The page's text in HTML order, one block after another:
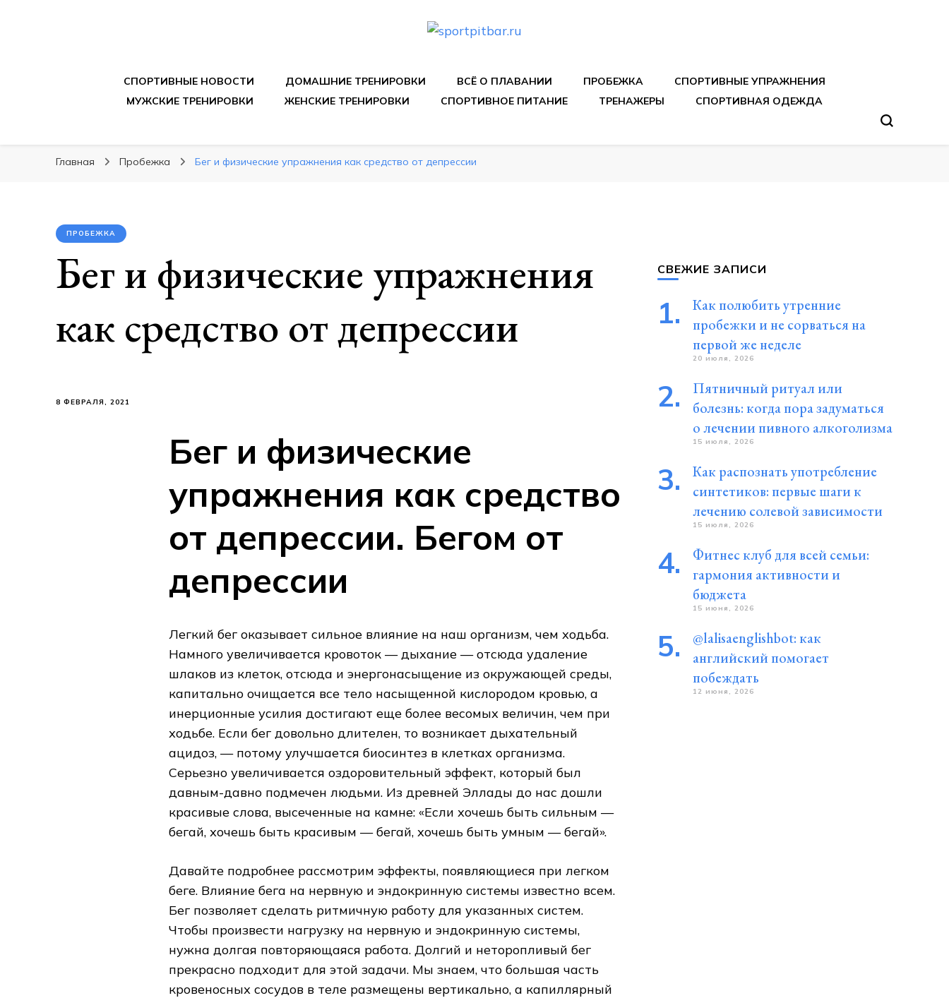
СПОРТИВНЫЕ НОВОСТИ ДОМАШНИЕ ТРЕНИРОВКИ ВСЁ О ПЛАВАНИИ ПРОБЕЖКА
СПОРТИВНЫЕ УПРАЖНЕНИЯ
МУЖСКИЕ ТРЕНИРОВКИ
ЖЕНСКИЕ ТРЕНИРОВКИ СПОРТИВНОЕ ПИТАНИЕ ТРЕНАЖЕРЫ СПОРТИВНАЯ ОДЕЖДА
Главная Пробежка Бег и физические упражнения как средство от депрессии
ПРОБЕЖКА
Бег и физические упражнения
как средство от депрессии
8 ФЕВРАЛЯ, 2021
Бег и физические
упражнения как средство
от депрессии. Бегом от
депрессии
Легкий бег оказывает сильное влияние на наш организм, чем ходьба.
Намного увеличивается кровоток — дыхание — отсюда удаление
шлаков из клеток, отсюда и энергонасыщение из окружающей среды,
капитально очищается все тело насыщенной кислородом кровью, а
инерционные усилия достигают еще более весомых величин, чем при
ходьбе. Если бег довольно длителен, то возникает дыхательный
ацидоз, — потому улучшается биосинтез в клетках организма.
Серьезно увеличивается оздоровительный эффект, который был
давным-давно подмечен людьми. Из древней Эллады до нас дошли
красивые слова, высеченные на камне: «Если хочешь быть сильным —
бегай, хочешь быть красивым — бегай, хочешь быть умным — бегай».
Давайте подробнее рассмотрим эффекты, появляющиеся при легком
беге. Влияние бега на нервную и эндокринную системы известно всем.
Бег позволяет сделать ритмичную работу для указанных систем.
Чтобы произвести нагрузку на нервную и эндокринную системы,
нужна долгая повторяющаяся работа. Долгий и неторопливый бег
прекрасно подходит для этой задачи. Мы знаем, что большая часть
кровеносных сосудов в теле размещены вертикально, а капиллярный
СВЕЖИЕ ЗАПИСИ
Как полюбить утренние
пробежки и не сорваться на
первой же неделе
20 июля, 2026
Пятничный ритуал или
болезнь: когда пора задуматься
о лечении пивного алкоголизма
15 июля, 2026
Как распознать употребление
синтетиков: первые шаги к
лечению солевой зависимости
15 июля, 2026
Фитнес клуб для всей семьи:
гармония активности и
бюджета
15 июня, 2026
@lalisaenglishbot: как
английский помогает
побеждать
12 июня, 2026